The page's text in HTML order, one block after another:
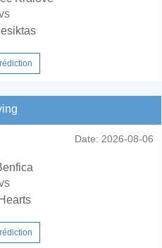
Date: 2026-08-06
Hearts